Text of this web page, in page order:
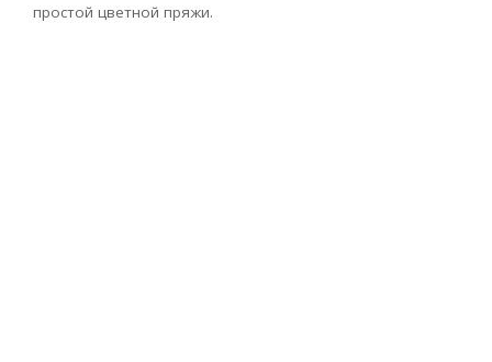
простой цветной пряжи.